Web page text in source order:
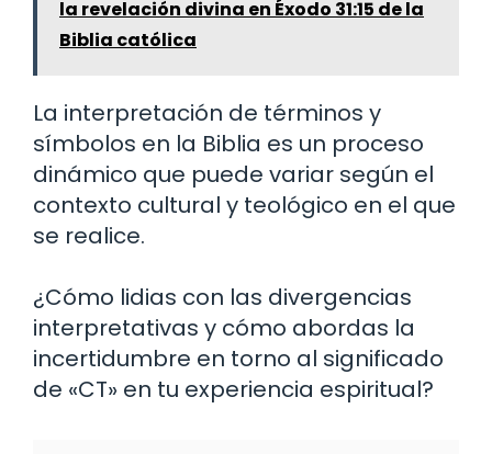
la revelación divina en Éxodo 31:15 de la
Biblia católica
La interpretación de términos y
símbolos en la Biblia es un proceso
dinámico que puede variar según el
contexto cultural y teológico en el que
se realice.
¿Cómo lidias con las divergencias
interpretativas y cómo abordas la
incertidumbre en torno al significado
de «CT» en tu experiencia espiritual?